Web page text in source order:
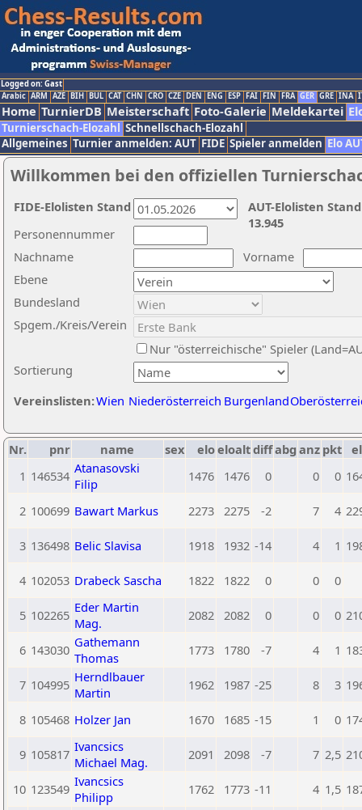
Logged on: Gast
Arabic ARM AZE BIH BUL CAT CHN CRO CZE DEN ENG ESP FAI FIN FRA GER GRE INA
Home TurnierDB Meisterschaft Foto-Galerie Meldekartei
Turnierschach-Elozahl Schnellschach-Elozahl
Allgemeines Turnier anmelden: AUT FIDE Spieler anmelden Elo
Willkommen bei den offiziellen
Nachname
Vorname
Ebene
Sortierung
Personennummer
Bundesland
Spgem./Kreis/Verein
Nur "österreichische" Spieler
Vereinslisten:Wien Niederösterreich Burgenland
AUT-Elolisten
13.945
FIDE-Elolisten Stand
Nr. pnr name sex eloeloaltdiffabg anz pkt
1 146534 Atanasovski
Filip
1476 1476 0 0 0
2 100699 Bawart Markus 2273 2275 -2 7 4
3 136498 Belic Slavisa 1918 1932 -14 4 1
4 102053 Drabeck Sascha 1822 1822 0 0 0
5 102265 Eder Martin
Mag.
2082 2082 0 0 0
6 143030 Gathemann
Thomas
1773 1780 -7 4 1
7 104995 Herndlbauer
Martin
1962 1987 -25 8 3
8 105468 Holzer Jan 1670 1685 -15 1 0
9 105817 Ivancsics
Michael Mag.
2091 2098 -7 7 2,5
10 123549 Ivancsics
Philipp
1762 1773 -11 4 1,5